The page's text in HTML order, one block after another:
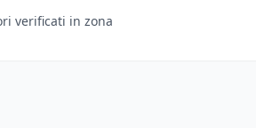
verificati in zona